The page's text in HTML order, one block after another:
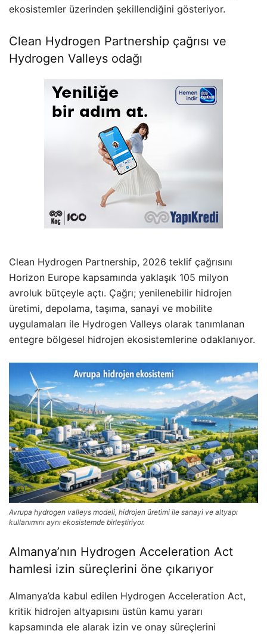
ekosistemler üzerinden şekillendiğini gösteriyor.
Clean Hydrogen Partnership çağrısı ve
Hydrogen Valleys odağı
Clean Hydrogen Partnership, 2026 teklif çağrısını
Horizon Europe kapsamında yaklaşık 105 milyon
avroluk bütçeyle açtı. Çağrı; yenilenebilir hidrojen
üretimi, depolama, taşıma, sanayi ve mobilite
uygulamaları ile Hydrogen Valleys olarak tanımlanan
entegre bölgesel hidrojen ekosistemlerine odaklanıyor.
Avrupa hydrogen valleys modeli, hidrojen üretimi ile sanayi ve altyapı
kullanımını aynı ekosistemde birleştiriyor.
Almanya’nın Hydrogen Acceleration Act
hamlesi izin süreçlerini öne çıkarıyor
Almanya’da kabul edilen Hydrogen Acceleration Act,
kritik hidrojen altyapısını üstün kamu yararı
kapsamında ele alarak izin ve onay süreçlerini